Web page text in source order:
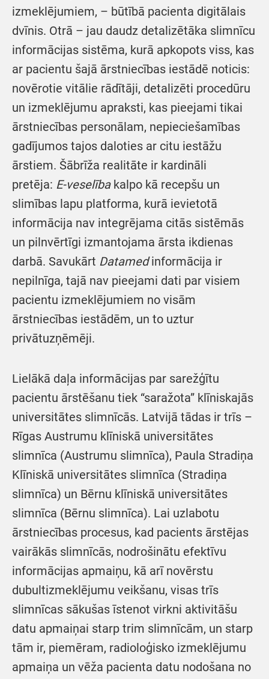
izmeklējumiem, – būtībā pacienta digitālais
dvīnis. Otrā – jau daudz detalizētāka slimnīcu
informācijas sistēma, kurā apkopots viss, kas
ar pacientu šajā ārstniecības iestādē noticis:
novērotie vitālie rādītāji, detalizēti procedūru
un izmeklējumu apraksti, kas pieejami tikai
ārstniecības personālam, nepieciešamības
gadījumos tajos daloties ar citu iestāžu
ārstiem. Šābrīža realitāte ir kardināli
pretēja: E-veselībakalpo kā recepšu un
slimības lapu platforma, kurā ievietotā
informācija nav integrējama citās sistēmās
un pilnvērtīgi izmantojama ārsta ikdienas
darbā. Savukārt Datamedinformācija ir
nepilnīga, tajā nav pieejami dati par visiem
pacientu izmeklējumiem no visām
ārstniecības iestādēm, un to uztur
privātuzņēmēji.
Lielākā daļa informācijas par sarežģītu
pacientu ārstēšanu tiek “saražota” klīniskajās
universitātes slimnīcās. Latvijā tādas ir trīs –
Rīgas Austrumu klīniskā universitātes
slimnīca (Austrumu slimnīca), Paula Stradiņa
Klīniskā universitātes slimnīca (Stradiņa
slimnīca) un Bērnu klīniskā universitātes
slimnīca (Bērnu slimnīca). Lai uzlabotu
ārstniecības procesus, kad pacients ārstējas
vairākās slimnīcās, nodrošinātu efektīvu
informācijas apmaiņu, kā arī novērstu
dubultizmeklējumu veikšanu, visas trīs
slimnīcas sākušas īstenot virkni aktivitāšu
datu apmaiņai starp trim slimnīcām, un starp
tām ir, piemēram, radioloģisko izmeklējumu
apmaiņa un vēža pacienta datu nodošana no